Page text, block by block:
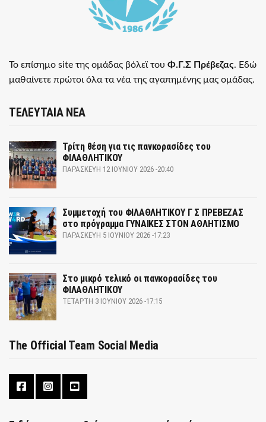
Το επίσημο site της ομάδας βόλεϊ του Φ.Γ.Σ Πρέβεζας. Εδώ
μαθαίνετε πρώτοι όλα τα νέα της αγαπημένης μας ομάδας.
ΤΕΛΕΥΤΑΙΑ ΝΕΑ
Τρίτη θέση για τις πανκορασίδες του
ΦΙΛΑΘΛΗΤΙΚΟΥ
ΠΑΡΑΣΚΕΥΉ 12 ΙΟΥΝΊΟΥ 2026 -20:40
Συμμετοχή του ΦΙΛΑΘΛΗΤΙΚΟΥ Γ Σ ΠΡΕΒΕΖΑΣ
στο πρόγραμμα ΓΥΝΑΙΚΕΣ ΣΤΟΝ ΑΘΛΗΤΙΣΜΟ
ΠΑΡΑΣΚΕΥΉ 5 ΙΟΥΝΊΟΥ 2026 -17:23
Στο μικρό τελικό οι πανκορασίδες του
ΦΙΛΑΘΛΗΤΙΚΟΥ
ΤΕΤΆΡΤΗ 3 ΙΟΥΝΊΟΥ 2026 -17:15
The Official Team Social Media